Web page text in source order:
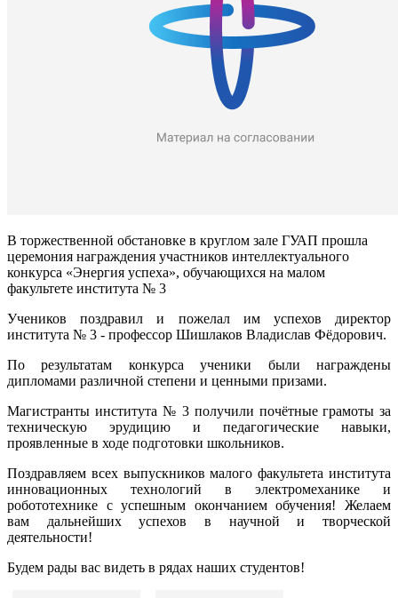
В торжественной обстановке в круглом зале ГУАП прошла
церемония награждения участников интеллектуального
конкурса «Энергия успеха», обучающихся на малом
факультете института № 3
Учеников поздравил и пожелал им успехов директор
института № 3 - профессор Шишлаков Владислав Фёдорович.
По результатам конкурса ученики были награждены
дипломами различной степени и ценными призами.
Магистранты института № 3 получили почётные грамоты за
техническую эрудицию и педагогические навыки,
проявленные в ходе подготовки школьников.
Поздравляем всех выпускников малого факультета института
инновационных технологий в электромеханике и
робототехнике с успешным окончанием обучения! Желаем
вам дальнейших успехов в научной и творческой
деятельности!
Будем рады вас видеть в рядах наших студентов!